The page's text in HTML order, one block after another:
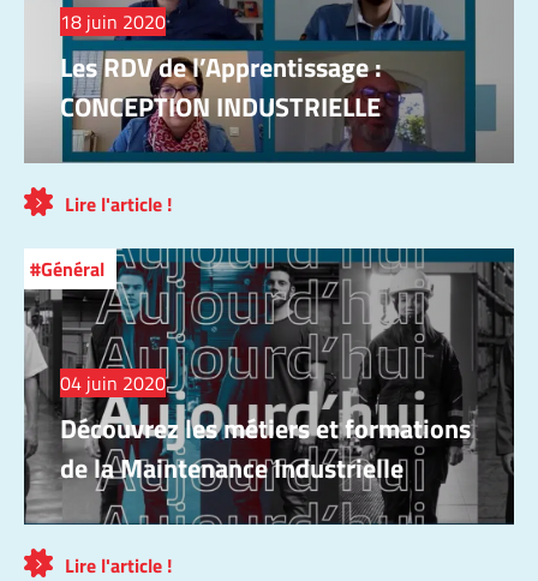
18 juin 2020
Les RDV de l’Apprentissage :
CONCEPTION INDUSTRIELLE
Lire l'article !
Général
04 juin 2020
Découvrez les métiers et formations
de la Maintenance Industrielle
Lire l'article !